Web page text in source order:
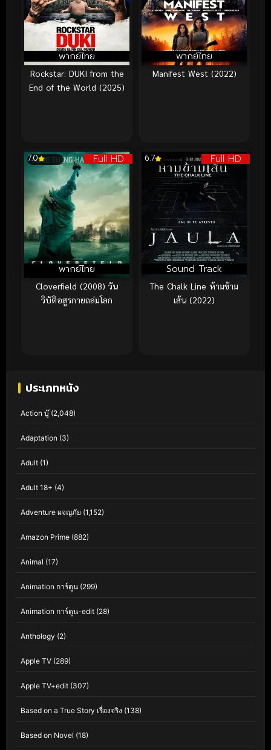
พากย์ไทย
Rockstar: DUKI from the
End of the World (2025)
พากย์ไทย
Manifest West (2022)
Full HD
พากย์ไทย
7.0
Cloverfield (2008) วัน
วิบัติอสูรกายถล่มโลก
Full HD
Sound Track
6.7
The Chalk Line ห้ามข้าม
เส้น (2022)
ประเภทหนัง
Action บู๊(2,048)
Adaptation (3)
Adult (1)
Adult 18+ (4)
Adventure ผจญภัย (1,152)
Amazon Prime (882)
Animal (17)
Animation การ์ตูน (299)
Animation การ์ตูน-edit (28)
Anthology (2)
Apple TV (289)
Apple TV+edit (307)
Based on a True Story เรื่องจริง (138)
Based on Novel (18)